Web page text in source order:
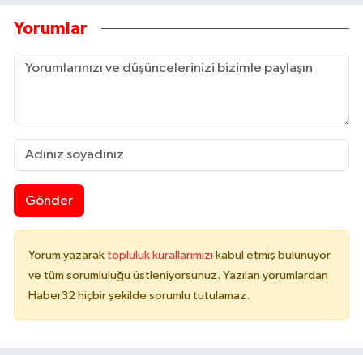
Yorumlar
Gönder
Yorum yazarak topluluk kurallarımızı kabul etmiş bulunuyor
ve tüm sorumluluğu üstleniyorsunuz. Yazılan yorumlardan
Haber32 hiçbir şekilde sorumlu tutulamaz.